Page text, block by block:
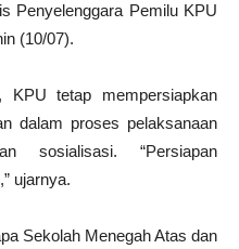
Penyelenggara Pemilu KPU
(10/07).
KPU tetap mempersiapkan
dalam proses pelaksanaan
sosialisasi. “Persiapan
ujarnya.
Sekolah Menegah Atas dan